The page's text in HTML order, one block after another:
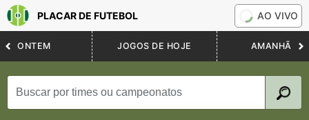
PLACAR DE FUTEBOL AO VIVO
ONTEM JOGOS DE HOJE AMANHÃ